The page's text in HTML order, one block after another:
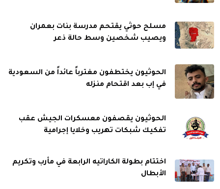
مسلح حوثي يقتحم مدرسة بنات بعمران
ويصيب شخصين وسط حالة ذعر
الحوثيون يختطفون مغترباً عائداً من السعودية
في إب بعد اقتحام منزله
الحوثيون يقصفون معسكرات الجيش عقب
تفكيك شبكات تهريب وخلايا إجرامية
اختتام بطولة الكاراتيه الرابعة في مأرب وتكريم
الأبطال